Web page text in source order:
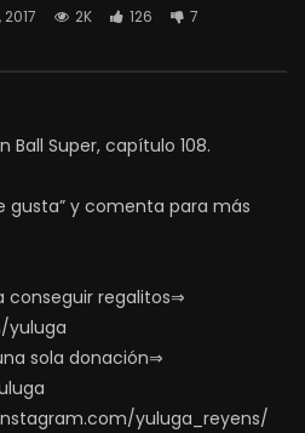
2017 2K 126 7
Ball Super, capítulo 108.
gusta” y comenta para más
conseguir regalitos⇒
yuluga
sola donación⇒
yuluga_reyens/